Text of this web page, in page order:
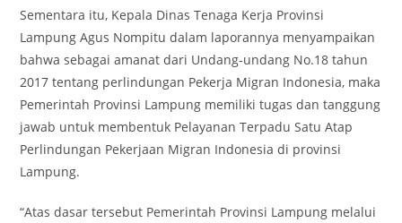
Sementara itu, Kepala Dinas Tenaga Kerja Provinsi
Lampung Agus Nompitu dalam laporannya menyampaikan
bahwa sebagai amanat dari Undang-undang No.18 tahun
2017 tentang perlindungan Pekerja Migran Indonesia, maka
Pemerintah Provinsi Lampung memiliki tugas dan tanggung
jawab untuk membentuk Pelayanan Terpadu Satu Atap
Perlindungan Pekerjaan Migran Indonesia di provinsi
Lampung.
“Atas dasar tersebut Pemerintah Provinsi Lampung melalui